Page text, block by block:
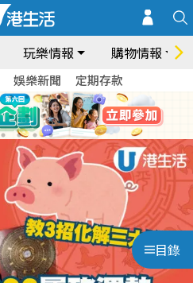
玩樂情報 購物情報
娛樂新聞 定期存款
目錄